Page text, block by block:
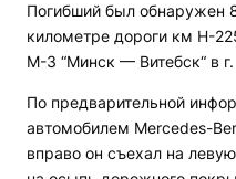
Погибший был обнаружен
километре дороги км Н-
М-3 “Минск — Витебск“ в
По предварительной
автомобилем Mercedes-
вправо он съехал на